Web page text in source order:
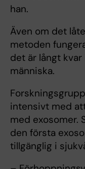
han.
Även om det
metoden
det är långt
människa.
intensivt med
med exosomer.
den första
tillgänglig i